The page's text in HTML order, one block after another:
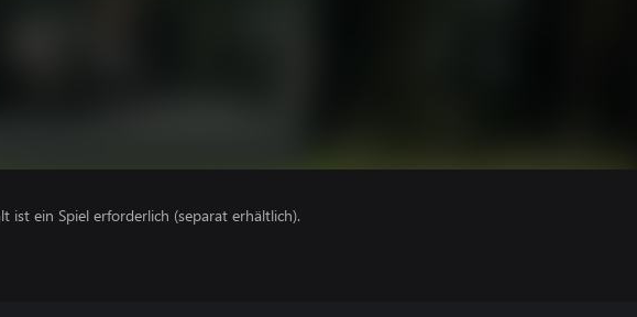
ist ein Spiel erforderlich (separat erhältlich).